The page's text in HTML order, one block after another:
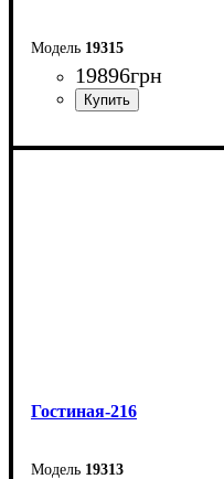
19315
19896грн
Ширина: 282 см
Гостиная-216
19313